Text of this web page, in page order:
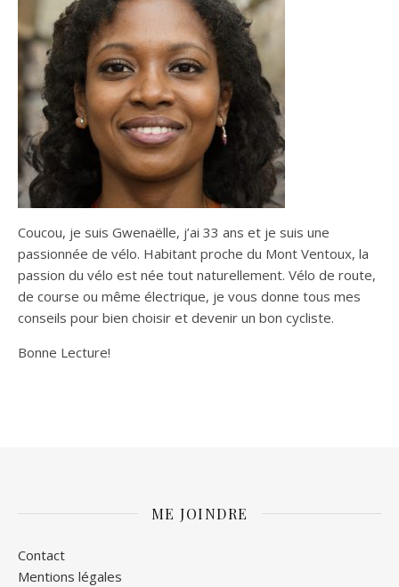
Coucou, je suis Gwenaëlle, j’ai 33 ans et je suis une
passionnée de vélo. Habitant proche du Mont Ventoux, la
passion du vélo est née tout naturellement. Vélo de route,
de course ou même électrique, je vous donne tous mes
conseils pour bien choisir et devenir un bon cycliste.
Bonne Lecture!
ME JOINDRE
Contact
Mentions légales